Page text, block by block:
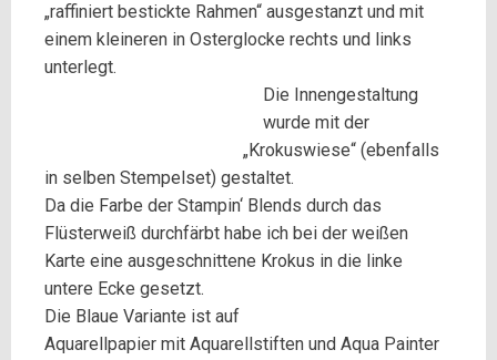
„raffiniert bestickte Rahmen“ ausgestanzt und mit
einem kleineren in Osterglocke rechts und links
unterlegt.
Die Innengestaltung
wurde mit der
„Krokuswiese“ (ebenfalls
in selben Stempelset) gestaltet.
Da die Farbe der Stampin‘ Blends durch das
Flüsterweiß durchfärbt habe ich bei der weißen
Karte eine ausgeschnittene Krokus in die linke
untere Ecke gesetzt.
Die Blaue Variante ist auf
Aquarellpapier mit Aquarellstiften und Aqua Painter